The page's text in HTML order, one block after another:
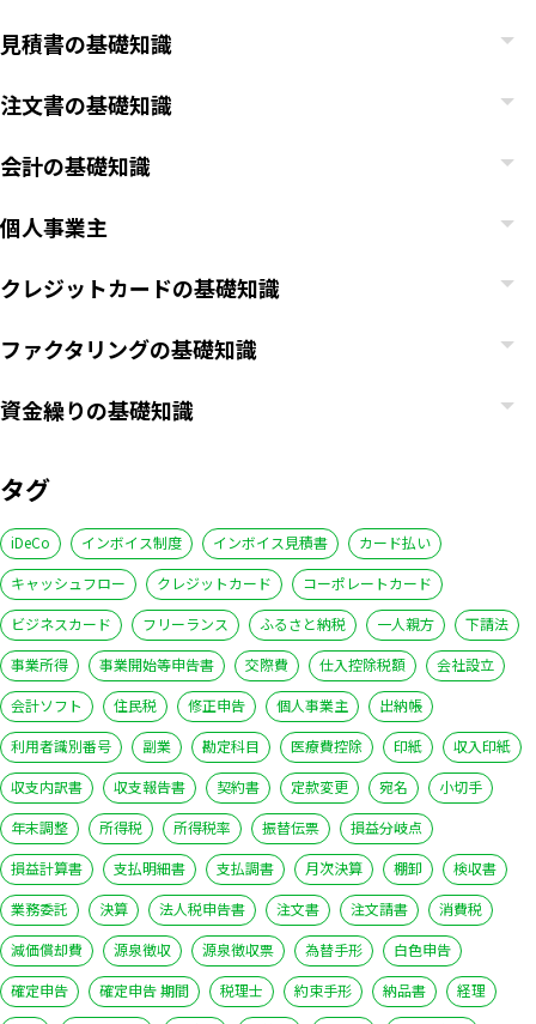
見積書の基礎知識
注文書の基礎知識
会計の基礎知識
個人事業主
クレジットカードの基礎知識
ファクタリングの基礎知識
資金繰りの基礎知識
タグ
iDeCo インボイス制度 インボイス見積書
カード払い
キャッシュフロー
クレジットカード
コーポレートカード
ビジネスカード
フリーランス ふるさと納税 一人親方
下請法
事業所得
事業開始等申告書 交際費 仕入控除税額
会社設立
会計ソフト
住民税 修正申告 個人事業主
出納帳
利用者識別番号
副業 勘定科目 医療費控除 印紙
収入印紙
収支内訳書
収支報告書 契約書 定款変更 宛名
小切手
年末調整
所得税 所得税率 振替伝票
損益分岐点
損益計算書
支払明細書 支払調書 月次決算 棚卸
検収書
業務委託
決算 法人税申告書 注文書 注文請書
消費税
減価償却費
源泉徴収 源泉徴収票 為替手形
白色申告
確定申告
確定申告 期間 税理士 約束手形 納品書
経理